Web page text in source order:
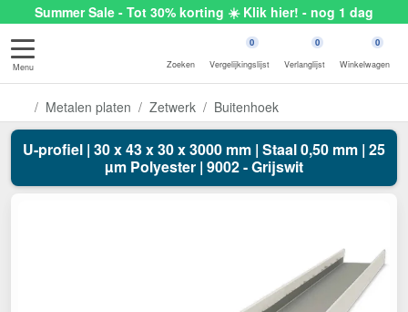
Summer Sale - Tot 30% korting ☀️ Klik hier! - nog 1 dag
Menu Zoeken
0
Vergelijkingslijst
0
Verlanglijst
0
Winkelwagen
Metalen platen Zetwerk Buitenhoek
U-profiel | 30 x 43 x 30 x 3000 mm | Staal 0,50 mm | 25
µm Polyester | 9002 - Grijswit